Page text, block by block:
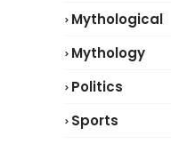
Mythological
Mythology
Politics
Sports